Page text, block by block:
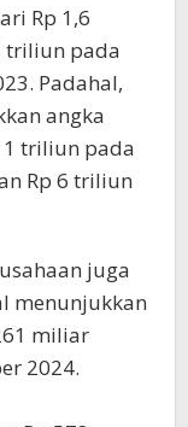
Rp 1,6
triliun pada
Padahal,
angka
1 triliun pada
Rp 6 triliun
juga
menunjukkan
miliar
2024.